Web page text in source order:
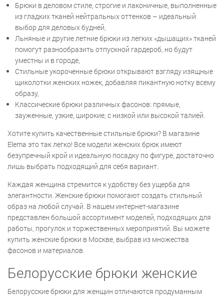
Брюки в деловом стиле, строгие и лаконичные, выполненные
из гладких тканей нейтральных оттенков – идеальный
выбор для деловых будней,
Льняные и другие летние брюки из легких «дышащих» тканей
помогут разнообразить отпускной гардероб, но будут
уместны и в городе,
Стильные укороченные брюки открывают взгляду изящные
щиколотки женских ножек, добавляя пикантную нотку всему
образу,
Классические брюки различных фасонов: прямые,
зауженные, узкие, широкие, с низкой или высокой талией.
Хотите купить качественные стильные брюки? В магазине
Elema это так легко! Все модели женских брюк имеют
безупречный крой и идеальную посадку по фигуре, достаточно
лишь выбрать подходящий для себя вариант.
Каждая женщина стремится к удобству без ущерба для
элегантности. Женские брюки помогают создать стильный
образ на любой случай. В нашем интернет-магазине
представлен большой ассортимент моделей, подходящих для
работы, прогулок и торжественных мероприятий. Вы можете
купить женские брюки в Москве, выбрав из множества
фасонов и материалов.
Белорусские брюки женские
Белорусские брюки для женщин отличаются продуманным